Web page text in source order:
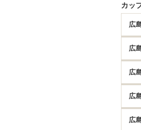
カッ
広
広
広
広
広